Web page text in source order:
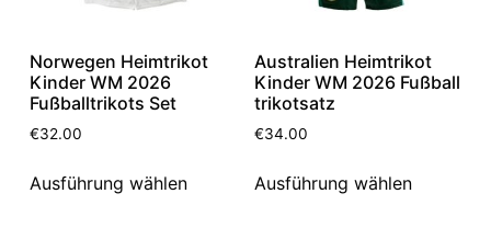
Norwegen Heimtrikot
Kinder WM 2026
Fußballtrikots Set
€32.00
Ausführung wählen
Australien Heimtrikot
Kinder WM 2026 Fußball
trikotsatz
€34.00
Ausführung wählen